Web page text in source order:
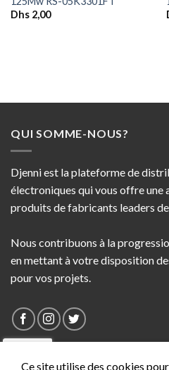
Dhs2,00
QUI SOMME-NOUS?
Djenni est la plateforme de
électroniques qui vous offre une
produits de fabricants leaders
Nous contribuons à la
en mettant à votre disposition
pour vos projets.
Ce site utilise des cookies